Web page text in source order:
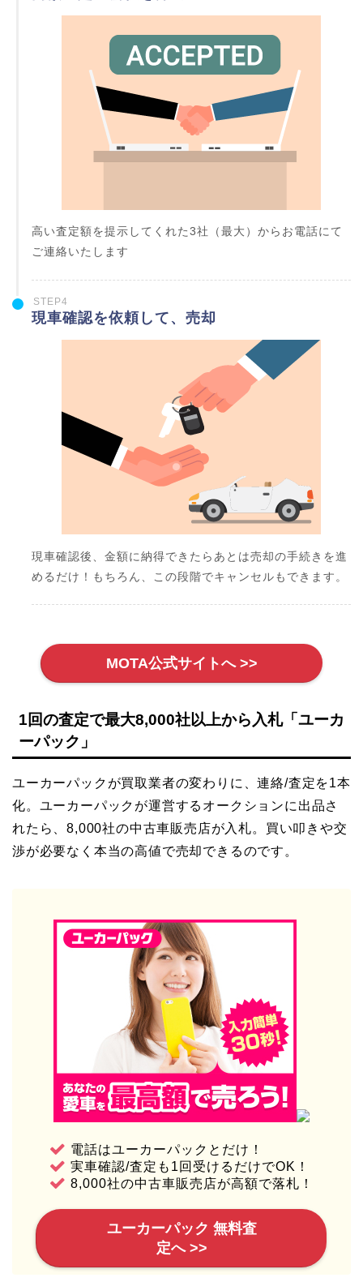
高い査定額を提示してくれた3社（最大）からお電話にて
ご連絡いたします
STEP4
現車確認を依頼して、売却
現車確認後、金額に納得できたらあとは売却の手続きを進
めるだけ！もちろん、この段階でキャンセルもできます。
MOTA公式サイトへ >>
1回の査定で最大8,000社以上から入札「ユーカ
ーパック」
ユーカーパックが買取業者の変わりに、連絡/査定を1本
化。ユーカーパックが運営するオークションに出品さ
れたら、8,000社の中古車販売店が入札。買い叩きや交
渉が必要なく本当の高値で売却できるのです。
電話はユーカーパックとだけ！
実車確認/査定も1回受けるだけでOK！
8,000社の中古車販売店が高額で落札！
ユーカーパック 無料査
定へ >>